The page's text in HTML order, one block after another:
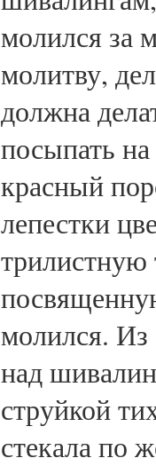
молился за
молитву,
должна
посыпать
красный
лепестки
трилистную
молился. Из
над
струйкой
стекала по